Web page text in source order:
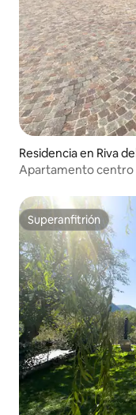
Residencia en Riva
Superanfitrión
Superanfitrión